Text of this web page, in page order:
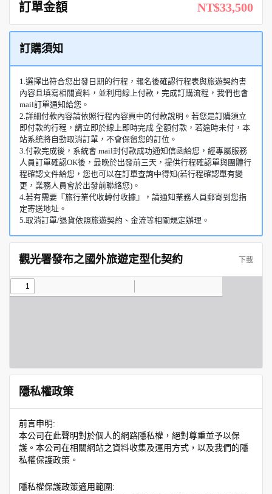
訂單金額 NT$33,500
訂購須知
1.選擇出符合您出發日期的行程，報名後確認行程表與旅遊契約書
內容且填寫相關資料，並利用線上付款，完成訂購流程，我們也會
mail訂單通知給您。
2.詳細付款內容請依照行程內容頁中的付款說明。若您是訂購須立
即付款的行程，請立即於線上即時完成 全額付款，若逾時未付，本
站系統將自動取消訂單，不會保留您的訂位。
3.付款完成後，系統會 mail封付款成功通知信函給您，經專屬服務
人員訂單確認OK後，最晚於出發前三天，提供行程確認單與團體行
程確認文件給您，您也可以在訂單查詢中得知(若行程確認單有變
更，業務人員會於出發前聯絡您)。
4.若有需要『旅行業代收轉付收據』，請通知業務人員郵寄到您指
定寄送地址。
5.取消訂單/退貨依照旅遊契約、金流等相關規定辦理。
觀光署發布之國外旅遊定型化契約 下載
隱私權政策
前言申明:
本公司在此聲明對於個人的網路隱私權，絕對尊重並予以保
護。本公司在相關網站之資料收集及運用方式，以及我們的隱
私權保護政策。
隱私權保護政策適用範圍: